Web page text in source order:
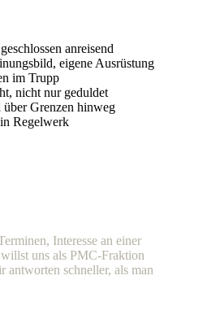
anreisend
eigene Ausrüstung
im Trupp
nicht nur geduldet
Grenzen hinweg
Regelwerk
Interesse an einer
uns als PMC-Fraktion
schneller, als man